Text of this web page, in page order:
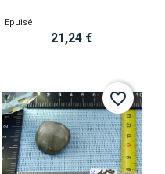
Epuisé
21,24 €
favorite_border